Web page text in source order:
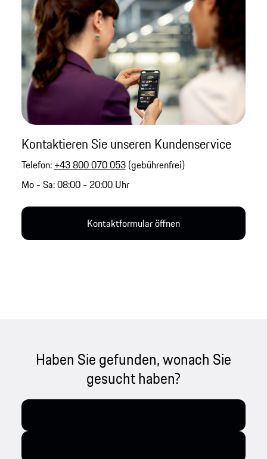
Kontaktieren Sie unseren Kundenservice
Telefon: +43 800 070 053(gebührenfrei)
Mo - Sa: 08:00 - 20:00 Uhr
Kontaktformular öffnen
Haben Sie gefunden, wonach Sie
gesucht haben?